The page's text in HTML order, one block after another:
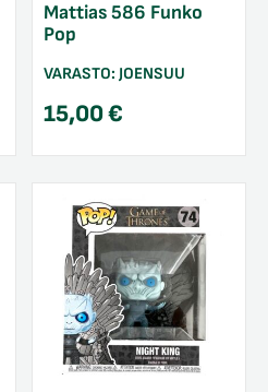
Mattias 586 Funko
Pop
VARASTO: JOENSUU
15,00€